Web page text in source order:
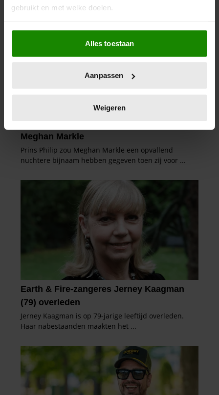
gebruikt en met welke doelen.
Als u het toestaat, willen we ook graag:
Informatie verzamelen over uw geografische
locatie, die tot een paar meter nauwkeurig kan zijn
scannen op specifieke eigenschappen (fingerprinting)
verwerkt en stel uw voorkeuren in het
intrekken in de Cookieverklaring.
We gebruiken cookies om content en advertenties te
personaliseren, om functies voor social media te bieden
informatie over uw gebruik van onze site met onze
partners voor social media, adverteren en analyse. Deze
partners kunnen deze gegevens combineren met andere
informatie die u aan ze heeft verstrekt of die ze hebben
verzameld op basis van uw gebruik van hun services. U
gaat akkoord met onze cookies als u onze website blijft
Alles toestaan
Aanpassen
Weigeren